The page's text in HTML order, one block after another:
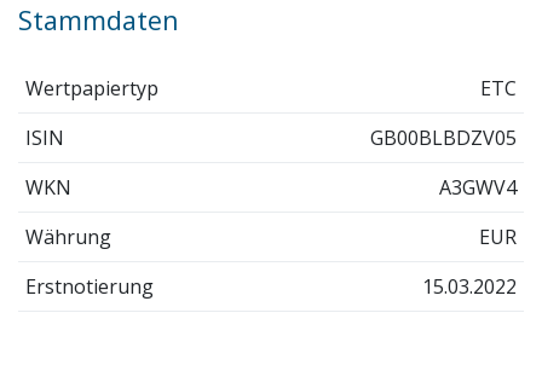
Stammdaten
Wertpapiertyp
ETC
ISIN
GB00BLBDZV05
WKN
A3GWV4
Währung
EUR
Erstnotierung
15.03.2022